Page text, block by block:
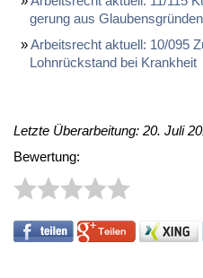
ge­rung aus Glau­bens­grün­den
Ar­beits­recht ak­tu­ell: 10/095
Lohn­rück­stand bei Krank­heit
Letzte Überarbeitung: 20. Juli
Bewertung: